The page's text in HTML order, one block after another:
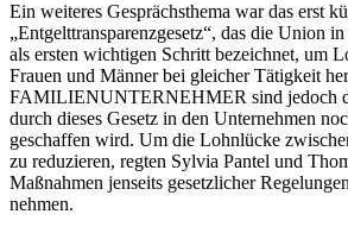
Ein weiteres Gesprächsthema war das erst
„Entgelttransparenzgesetz“, das die Union
als ersten wichtigen Schritt bezeichnet, um
Frauen und Männer bei gleicher Tätigkeit
FAMILIENUNTERNEHMER sind jedoch
durch dieses Gesetz in den Unternehmen
geschaffen wird. Um die Lohnlücke
zu reduzieren, regten Sylvia Pantel und
Maßnahmen jenseits gesetzlicher
nehmen.